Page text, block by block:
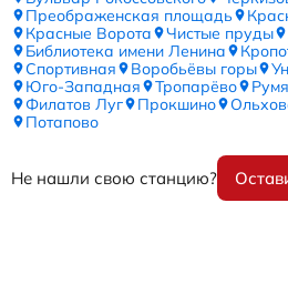
Преображенская площадь
Красные Ворота
Чистые пруды
Библиотека имени Ленина
Спортивная
Воробьёвы горы
Юго-Западная
Тропарёво
Филатов Луг
Прокшино
Потапово
Не нашли свою станцию?